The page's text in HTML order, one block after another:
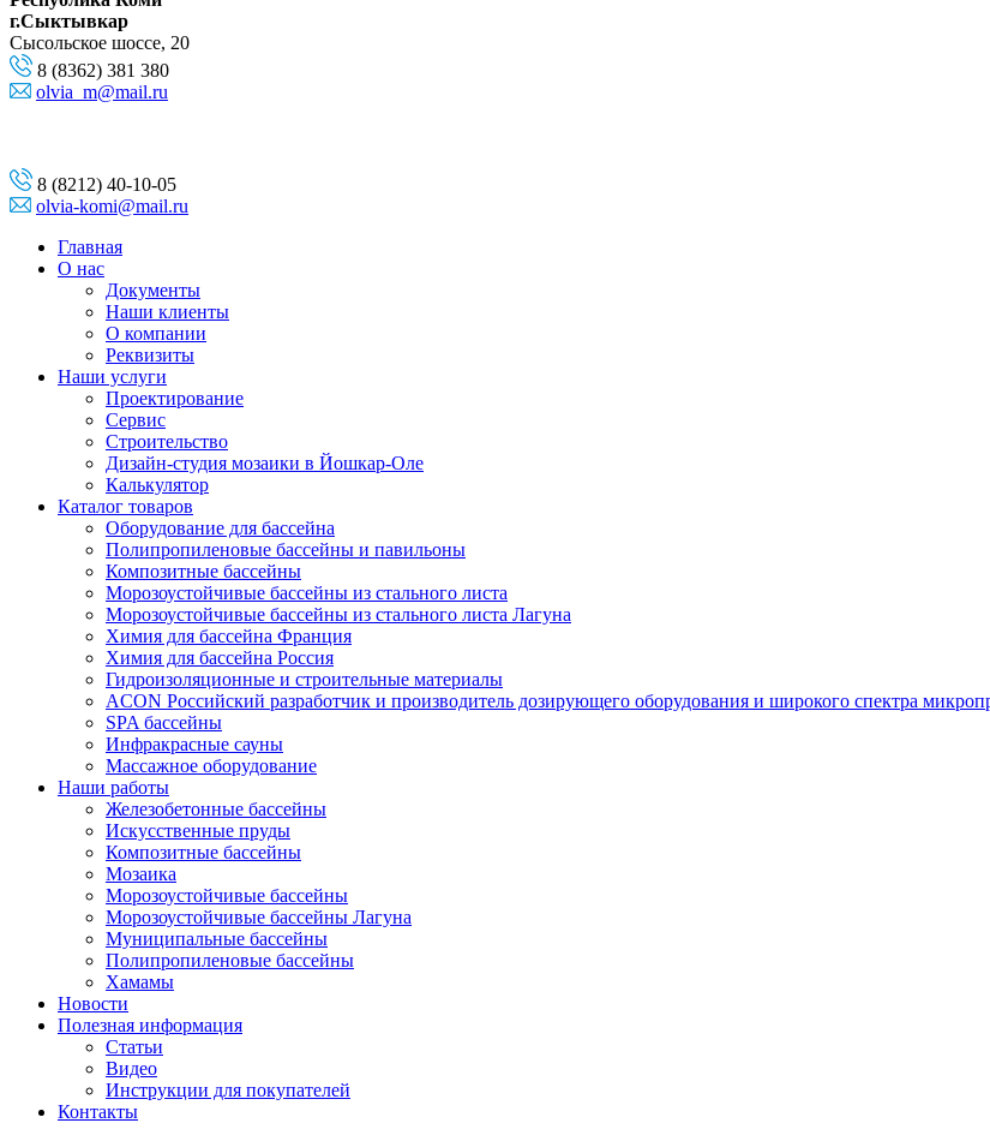
г.Сыктывкар
Сысольское шоссе, 20
8 (8362) 381 380
olvia_m@mail.ru
8 (8212) 40-10-05
olvia-komi@mail.ru
Главная
О нас
Документы
Наши клиенты
О компании
Реквизиты
Наши услуги
Проектирование
Сервис
Строительство
Дизайн-студия мозаики в Йошкар-Оле
Калькулятор
Каталог товаров
Оборудование для бассейна
Полипропиленовые бассейны и павильоны
Композитные бассейны
Морозоустойчивые бассейны из стального листа
Морозоустойчивые бассейны из стального листа Лагуна
Химия для бассейна Франция
Химия для бассейна Россия
Гидроизоляционные и строительные материалы
ACON Российский разработчик и производитель дозирующего оборудования и широкого спектра
SPA бассейны
Инфракрасные сауны
Массажное оборудование
Наши работы
Железобетонные бассейны
Искусственные пруды
Композитные бассейны
Мозаика
Морозоустойчивые бассейны
Морозоустойчивые бассейны Лагуна
Муниципальные бассейны
Полипропиленовые бассейны
Хамамы
Новости
Полезная информация
Статьи
Видео
Инструкции для покупателей
Контакты